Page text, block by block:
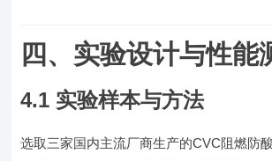
四、实验设计与性能
4.1 实验样本与方法
选取三家国内主流厂商生产的CVC阻燃防